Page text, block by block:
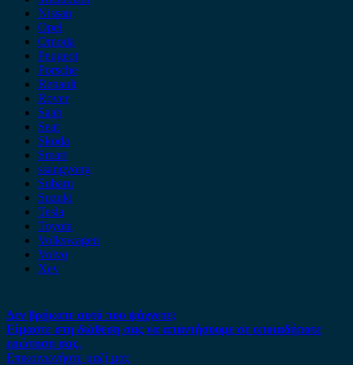
Nissan
Opel
Omoda
Peugeot
Porsche
Renault
Rover
Saab
Seat
Skoda
Smart
ssangyong
Subaru
Suzuki
Tesla
Toyota
Volkswagen
Volvo
Xev
Δεν βρήκατε αυτό που ψάχνετε;
Είμαστε στη διάθεση σας να απαντήσουμε σε οποιαδήποτε
ερώτηση σας.
Επικοινωνήστε μαζί μας